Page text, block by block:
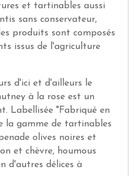
et tartinables aussi
sans conservateur,
produits sont composés
issus de l'agriculture
d'ici et d'ailleurs le
à la rose est un
Labellisée "Fabriqué en
la gamme de tartinables
olives noires et
et chèvre, houmous
d'autres délices à